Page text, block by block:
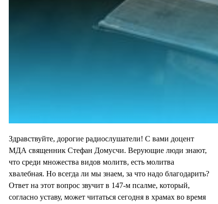
Здравствуйте, дорогие радиослушатели! С вами доцент
МДА священник Стефан Домусчи. Верующие люди знают,
что среди множества видов молитв, есть молитва
хвалебная. Но всегда ли мы знаем, за что надо благодарить?
Ответ на этот вопрос звучит в 147-м псалме, который,
согласно уставу, может читаться сегодня в храмах во время